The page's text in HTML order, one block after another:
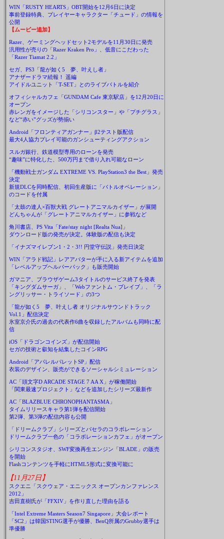
WIN「RUSTY HEARTS」OBT開始を12月6日に決定
事前登録特典、プレイヤーキャラクター「チュード」の情報を
公開
【ムービー追加】
Razer、ゲーミングヘッドセット2モデルを11月30日に発売
汎用性が売りの「Razer Kraken Pro」、低音にこだわった
「Razer Tiamat 2.2」
セガ、PS3「龍が如く5 夢、叶えし者」
アナザードラマ続報！ 遥編
アイドルユニット「T-SET」とのライブバトルを紹介
オフィシャルカフェ「GUNDAM Cafe 東京駅店」を12月20日に
オープン
赤レンガをイメージした「シリコンスター」や「プチグラス」
など“赤い”グッズが勢揃い
Android「フロンティアガンナー」β2テスト版配信
最大4人協力プレイ可能のガンシューティングアクション
スルガ銀行、鉄道模型専用のローンを発売
“趣味”に特化した、500万円まで借り入れ可能なローン
「機動戦士ガンダム EXTREME VS. PlayStation3 the Best」発売
決定
新規DLCを同時配信、初回生産版に「バトルオペレーション」
のコードを付属
「太鼓の達人×百獣大戦 グレートアニマルカイザー」が展開
どんちゃんが「グレートアニマルカイザー」に参戦など
角川書店、PS Vita「Fate/stay night [Realta Nua]」
ダウンロード版の発売が決定。体験版の配信も決定
「イナズマイレブン1・2・3!! 円堂守伝説」発売日決定
WIN「アラド戦記」レアアバターが手に入る新アイテムを追加
「レベルアップヘルパーパック」も販売開始
ガマニア、ブラウザゲーム3タイトルのサービス終了を発表
「キングダムサーガ」、「Webファントム・ブレイブ」、「ラ
ングリッサー・トライソード」の3つ
「龍が如く5 夢、叶えし者 オリジナルサウンドトラック
Vol.1」配信決定
氷室京介氏の過去の代表作6曲を収録したアルバムも同時に配
信
iOS「ドラゴンコインズ」が配信開始
セガの技術と叡知を結集したコインRPG
Android「アパレルパレットSP」配信
衣装のデザイン、販売ができるソーシャルシミュレーション
AC「頭文字D ARCADE STAGE 7 AA X」が稼働開始
「関東最速プロジェクト」などを追加したシリーズ最新作
AC「BLAZBLUE CHRONOPHANTASMA」
タイムリリースキャラ第1弾を配信開始
第2弾、第3弾の配信内容も公開
「ドリームクラブ」シリーズとパセラのコラボレーション
ドリームクラブ一色の「コラボレーションカフェ」がオープン
シリコンスタジオ、SWF変換再生エンジン「BLADE」の販売
を開始
Flashコンテンツを手軽にHTML5形式に変換可能に
【11月27日】
スクエニ「スクウェア・エニックス オープンカンファレンス
2012」
吉田直樹氏が「FFXIV」を作り直した理由を語る
「Intel Extreme Masters Season7 Singapore」大会レポート
「SC2」は韓国STING選手が優勝、BenQ所属のGrubby選手は
準優勝